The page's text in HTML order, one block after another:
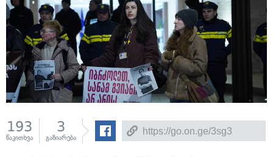
193
წაკითხვა
3
გაზიარება